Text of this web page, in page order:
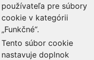
používateľa pre súbory
cookie v kategórii
„Funkčné“.
Tento súbor cookie
nastavuje doplnok